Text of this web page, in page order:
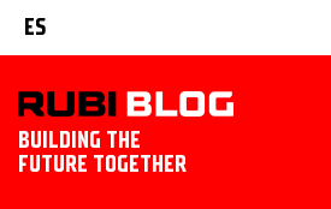
ES
BUILDING THE
FUTURE TOGETHER